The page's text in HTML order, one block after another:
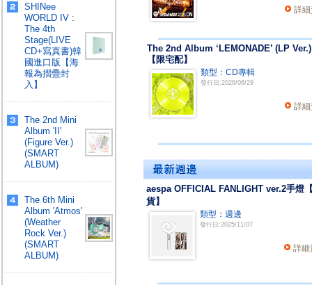
SHINee
WORLD IV :
The 4th
Stage(LIVE
CD+寫真書)韓
國進口版【海
報為摺疊封
入】
The 2nd Mini
Album 'II'
(Figure Ver.)
(SMART
ALBUM)
The 6th Mini
Album 'Atmos'
(Weather
Rock Ver.)
(SMART
ALBUM)
詳
The 2nd Album ‘LEMONADE’ (LP Ver.)
【限宅配】
類型：CD專輯
發行日:2026/06/29
詳
aespa OFFICIAL FANLIGHT ver.2手燈
貨】
類型：週邊
發行日:2025/11/07
詳細